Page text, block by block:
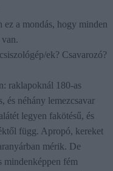
ez a mondás, hogy minden
ek? Csavarozó?
raklapoknál 180-as
és néhány lemezcsavar
legyen fakötésű, és
függ. Apropó, kereket
mérik. De
mindenképpen fém